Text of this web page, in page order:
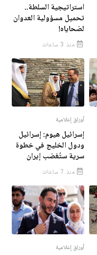
استراتيجية السلطة..
تحميل مسؤولية العدوان
لضحاياه!
منذ 3 ساعات
أوراق إعلامية
إسرائيل هيوم: إسرائيل
ودول الخليج في خطوة
سرية ستُغضب إيران
منذ 7 ساعات
أوراق إعلامية